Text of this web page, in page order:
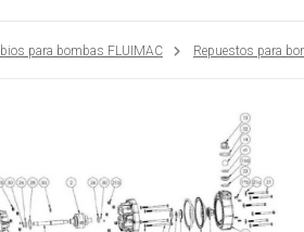
para bombas FLUIMAC Repuestos para